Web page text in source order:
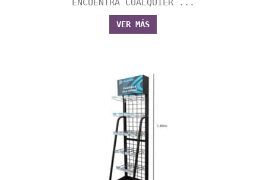
ENCUENTRA CUALQUIER ...
VER MÁS